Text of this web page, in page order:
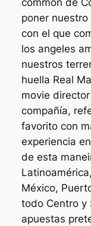
common de
poner
con el que
los angeles
nuestros
huella Real
movie
compañía,
favorito con
experiencia
de esta
México,
todo Centro y
apuestas